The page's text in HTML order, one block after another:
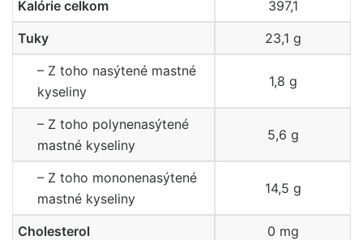
Kalórie celkom
397,1
Tuky
23,1 g
– Z toho nasýtené mastné
kyseliny
1,8 g
– Z toho polynenasýtené
mastné kyseliny
5,6 g
– Z toho mononenasýtené
mastné kyseliny
14,5 g
Cholesterol
0 mg